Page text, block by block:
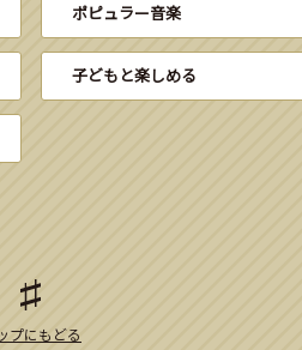
ポピュラー音楽
子どもと楽しめる
プにもどる